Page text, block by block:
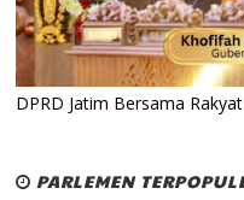
DPRD Jatim Bersama Rakyat
PARLEMEN